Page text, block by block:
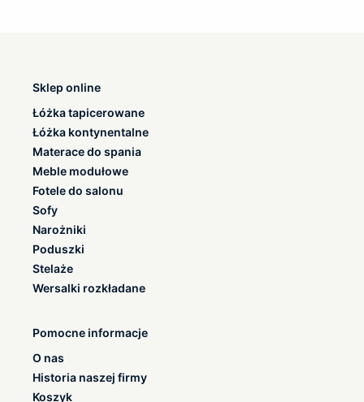
Sklep online
Łóżka tapicerowane
Łóżka kontynentalne
Materace do spania
Meble modułowe
Fotele do salonu
Sofy
Narożniki
Poduszki
Stelaże
Wersalki rozkładane
Pomocne informacje
O nas
Historia naszej firmy
Koszyk